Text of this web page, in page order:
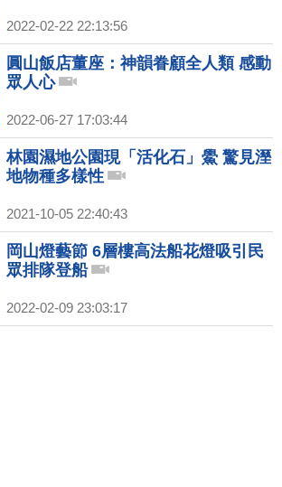
2022-02-22 22:13:56
圓山飯店董座：神韻眷顧全人類 感動
眾人心
2022-06-27 17:03:44
林園濕地公園現「活化石」鱟 驚見溼
地物種多樣性
2021-10-05 22:40:43
岡山燈藝節 6層樓高法船花燈吸引民
眾排隊登船
2022-02-09 23:03:17